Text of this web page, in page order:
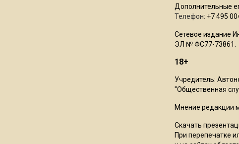
Дополнительные
Телефон: +7 495
Сетевое издание
ЭЛ № ФС77-73861.
18+
Учредитель:
"Общественная
Мнение редакции
Скачать
При перепечатке